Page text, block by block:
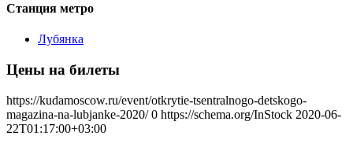
Станция метро
Лубянка
Цены на билеты
https://kudamoscow.ru/event/otkrytie-tsentralnogo-detskogo-
magazina-na-lubjanke-2020/ 0 https://schema.org/InStock 2020-06-
22T01:17:00+03:00